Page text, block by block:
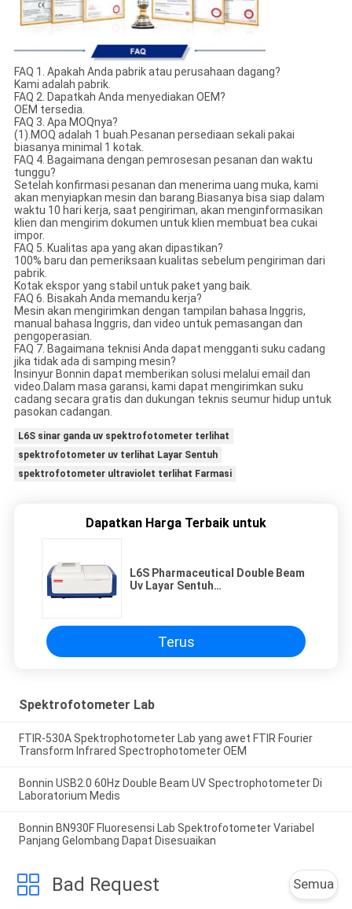
FAQ 1. Apakah Anda pabrik atau perusahaan dagang?
Kami adalah pabrik.
FAQ 2. Dapatkah Anda menyediakan OEM?
OEM tersedia.
FAQ 3. Apa MOQnya?
(1).MOQ adalah 1 buah.Pesanan persediaan sekali pakai
biasanya minimal 1 kotak.
FAQ 4. Bagaimana dengan pemrosesan pesanan dan waktu
tunggu?
Setelah konfirmasi pesanan dan menerima uang muka, kami
akan menyiapkan mesin dan barang.Biasanya bisa siap dalam
waktu 10 hari kerja, saat pengiriman, akan menginformasikan
klien dan mengirim dokumen untuk klien membuat bea cukai
impor.
FAQ 5. Kualitas apa yang akan dipastikan?
100% baru dan pemeriksaan kualitas sebelum pengiriman dari
pabrik.
Kotak ekspor yang stabil untuk paket yang baik.
FAQ 6. Bisakah Anda memandu kerja?
Mesin akan mengirimkan dengan tampilan bahasa Inggris,
manual bahasa Inggris, dan video untuk pemasangan dan
pengoperasian.
FAQ 7. Bagaimana teknisi Anda dapat mengganti suku cadang
jika tidak ada di samping mesin?
Insinyur Bonnin dapat memberikan solusi melalui email dan
video.Dalam masa garansi, kami dapat mengirimkan suku
cadang secara gratis dan dukungan teknis seumur hidup untuk
pasokan cadangan.
L6S sinar ganda uv spektrofotometer terlihat
spektrofotometer uv terlihat Layar Sentuh
spektrofotometer ultraviolet terlihat Farmasi
Dapatkan Harga Terbaik untuk
L6S Pharmaceutical Double Beam
Uv Layar Sentuh
Terus
Spektrofotometer Lab
FTIR-530A Spektrophotometer Lab yang awet FTIR Fourier
Transform Infrared Spectrophotometer OEM
Bonnin USB2.0 60Hz Double Beam UV Spectrophotometer Di
Laboratorium Medis
Bonnin BN930F Fluoresensi Lab Spektrofotometer Variabel
Panjang Gelombang Dapat Disesuaikan
Bad Request Semua